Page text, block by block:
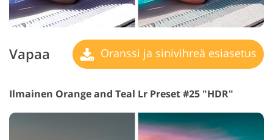
Vapaa Oranssi ja sinivihreä esiasetus
Ilmainen Orange and Teal Lr Preset #25 "HDR"